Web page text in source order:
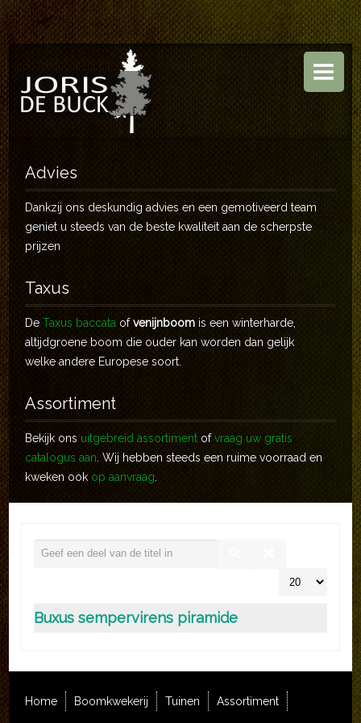
HOME
BOOMKWEKERIJ
TUINEN
ASSORTIMENT
CONTACT
Advies
Dankzij ons deskundig advies en een gemotiveerd team
geniet u steeds van de beste kwaliteit aan de scherpste
prijzen
Taxus
DeTaxus baccata ofvenijnboom is een winterharde,
altijdgroene boom die ouder kan worden dan gelijk
welke andere Europese soort.
Assortiment
Bekijk ons uitgebreid assortiment ofvraag uw gratis
catalogus aan . Wij hebben steeds een ruime voorraad en
kweken ook op aanvraag
Buxus sempervirens piramide
Home Boomkwekerij Tuinen Assortiment